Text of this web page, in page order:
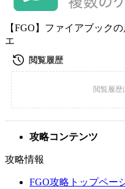
【FGO】ファイアブック
エ
攻略コンテンツ
攻略情報
FGO攻略トップペー